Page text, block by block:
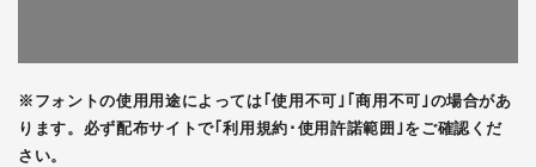
※フォントの使用用途によっては｢使用不可｣｢商用不可｣の場合があ
ります。必ず配布サイトで｢利用規約･使用許諾範囲｣をご確認くだ
さい。